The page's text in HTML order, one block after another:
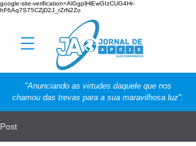
google-site-verification=AlGgplHlEwGIzCUG4Hr-
hF6Aq7S75CZjD2J_rZrN2Zo
"Anunciando as virtudes daquele que nos
chamou das trevas para a sua maravilhosa luz".
Post